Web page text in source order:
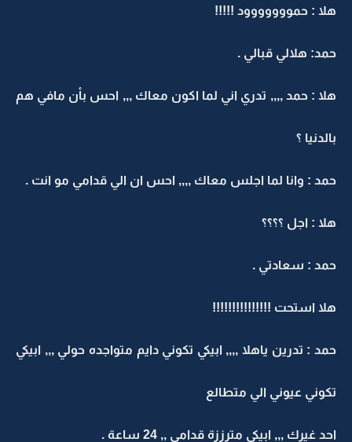
هلا : حمووووووود !!!!!
حمد: هلالي قبالي .
هلا : حمد ,,,, تدري اني لما اكون معاك ,,, احس بأن مافي هم
بالدنيا ؟
حمد : وانا لما اجلس معاك ,,,, احس ان الي قدامي مو انت .
هلا : اجل ؟؟؟؟
حمد : سعادتي .
هلا استحت !!!!!!!!!!!!!!!
حمد : تدرين ياهلا ,,,, ابيكي تكوني دايم متواجده حولي ,,, ابيكي
تكوني عيوني الي متطالع
احد غيرك ,,, ابيكي مترززة قدامي ,, 24 ساعة .